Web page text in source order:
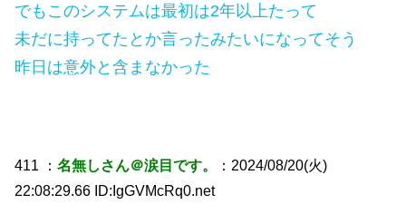
でもこのシステムは最初は2年以上たって
未だに持ってたとか言ったみたいになってそう
昨日は意外と含まなかった
411 ：名無しさん＠涙目です。
：2024/08/20(火)
22:08:29.66 ID:IgGVMcRq0.net